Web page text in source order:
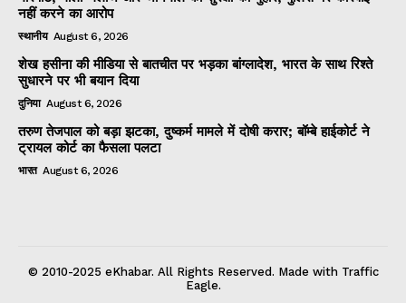
नहीं करने का आरोप
स्थानीय August 6, 2026
शेख हसीना की मीडिया से बातचीत पर भड़का बांग्लादेश, भारत के साथ रिश्ते
सुधारने पर भी बयान दिया
दुनिया August 6, 2026
तरुण तेजपाल को बड़ा झटका, दुष्कर्म मामले में दोषी करार; बॉम्बे हाईकोर्ट ने
ट्रायल कोर्ट का फैसला पलटा
भारत August 6, 2026
© 2010-2025 eKhabar. All Rights Reserved. Made with Traffic
Eagle.